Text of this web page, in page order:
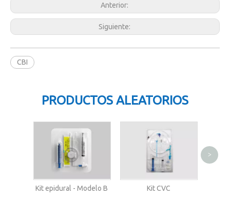
Anterior:
Siguiente:
CBI
PRODUCTOS ALEATORIOS
Kit epidural - Modelo B Kit CVC
>